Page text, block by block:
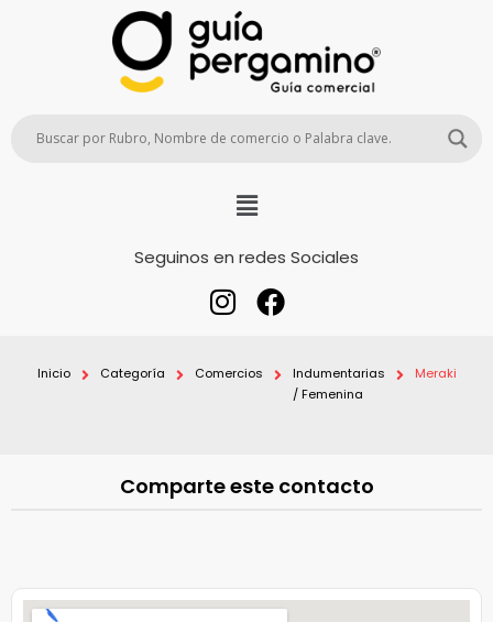
Seguinos en redes Sociales
Inicio Categoría Comercios
Indumentarias
/ Femenina
Meraki
Comparte este contacto